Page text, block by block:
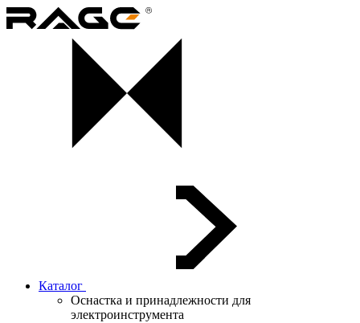
Каталог
Оснастка и принадлежности для
электроинструмента